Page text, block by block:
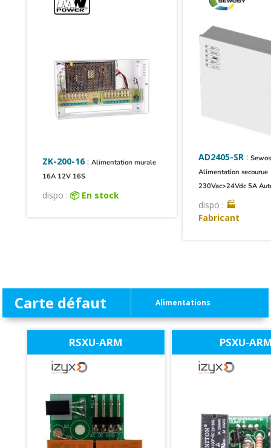
ZK-200-16:Alimentation murale
16A 12V 16S
dispo : 📦 En stock
AD2405-SR :
Alimentation secourue
230Vac>24Vdc 5A
dispo : 🏭
Fabricant
Carte défaut Alimentations
RSXU-ARM PSXU-